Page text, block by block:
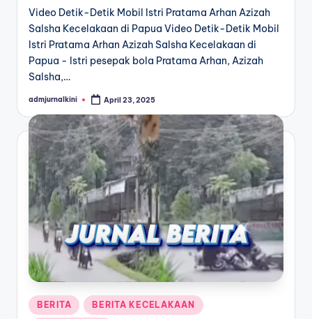
Video Detik-Detik Mobil Istri Pratama Arhan Azizah
Salsha Kecelakaan di Papua Video Detik-Detik Mobil
Istri Pratama Arhan Azizah Salsha Kecelakaan di
Papua - Istri pesepak bola Pratama Arhan, Azizah
Salsha,…
Posted
admjurnalkini April 23, 2025
Posted
BERITA BERITA KECELAKAAN